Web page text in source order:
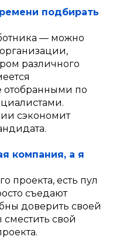
подбирать
— можно
различного
отобранными по
сэкономит
компания, а я
проекта, есть пул
съедают
доверить своей
сместить свой